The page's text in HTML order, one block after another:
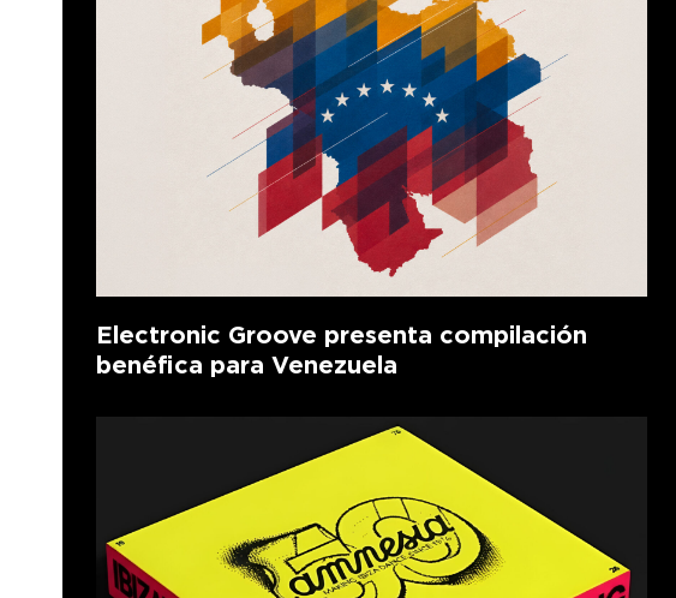
Electronic Groove presenta compilación
benéfica para Venezuela